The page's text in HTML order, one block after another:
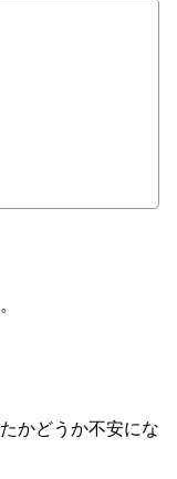
かどうか不安にな